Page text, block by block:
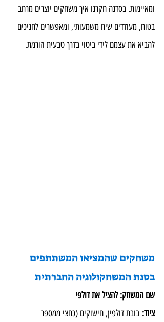
ומאיימות. בסדנה חקרנו איך משחקים יוצרים מרחב
בטוח, מעודדים שיח משמעותי, ומאפשרים לחניכים
להביא את עצמם לידי ביטוי בדרך טבעית וזורמת.
משחקים שהמציאו המשתתפים
בסנת המשחקולוגיה החברתית
שם המשחק: להציל את דולפי
ציוד: בובת דולפין, חישוקים (כחצי ממספר